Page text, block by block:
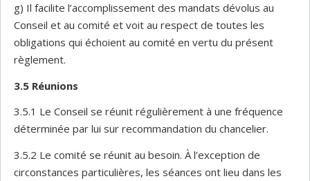
g) Il facilite l’accomplissement des mandats dévolus au
Conseil et au comité et voit au respect de toutes les
obligations qui échoient au comité en vertu du présent
règlement.
3.5 Réunions
3.5.1 Le Conseil se réunit régulièrement à une fréquence
déterminée par lui sur recommandation du chancelier.
3.5.2 Le comité se réunit au besoin. À l’exception de
circonstances particulières, les séances ont lieu dans les